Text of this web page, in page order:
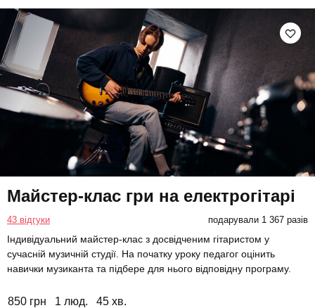
Майстер-клас гри на електрогітарі
43 відгуки подарували 1 367 разів
Індивідуальний майстер-клас з досвідченим гітаристом у
сучасній музичній студії. На початку уроку педагог оцінить
навички музиканта та підбере для нього відповідну програму.
850 грн 1 люд. 45 хв.